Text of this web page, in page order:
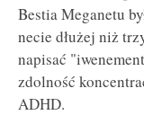
Bestia Meganetu
necie dłużej niż
napisać
zdolność
ADHD.